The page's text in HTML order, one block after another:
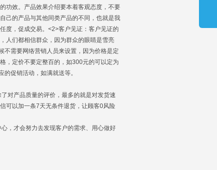
功效。产品效果介绍要本着客观态度，不要
己的产品与其他同类产品的不同，也就是我
度，促成交易。<2>客户见证：客户见证的
人们都相信群众，因为群众的眼睛是雪亮
不需要网络营销人员来设置，因为价格是定
，定价不要定整百的，如300元的可以定为
促销活动，如满就送等。
对产品质量的评价，最多的就是对发货速
可以加一条7天无条件退货，让顾客0风险
，才会努力去发现客户的需求、用心做好